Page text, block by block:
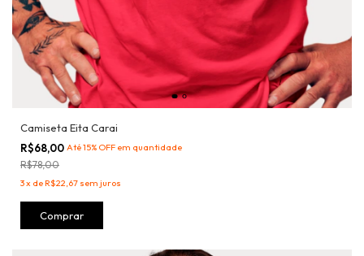
Camiseta Eita Carai
R$68,00 Até 15% OFF em quantidade
R$78,00
3x deR$22,67 sem juros
Comprar